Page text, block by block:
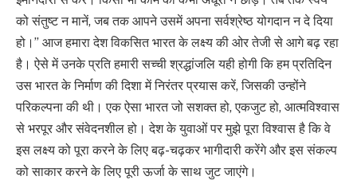
को संतुष्ट न मानें, जब तक आपने उसमें अपना सर्वश्रेष्ठ योगदान न दे दिया
हो।’’ आज हमारा देश विकसित भारत के लक्ष्य की ओर तेजी से आगे बढ़ रहा
है। ऐसे में उनके प्रति हमारी सच्ची श्रद्धांजलि यही होगी कि हम प्रतिदिन
उस भारत के निर्माण की दिशा में निरंतर प्रयास करें, जिसकी उन्होंने
परिकल्पना की थी। एक ऐसा भारत जो सशक्त हो, एकजुट हो, आत्मविश्वास
से भरपूर और संवेदनशील हो। देश के युवाओं पर मुझे पूरा विश्वास है कि वे
इस लक्ष्य को पूरा करने के लिए बढ़-चढ़कर भागीदारी करेंगे और इस संकल्प
को साकार करने के लिए पूरी ऊर्जा के साथ जुट जाएंगे।